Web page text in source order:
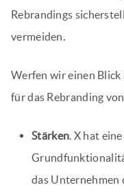
Rebrandings
vermeiden.
Werfen wir einen Blick
für das Rebranding
Stärken. X hat
das Unternehmen